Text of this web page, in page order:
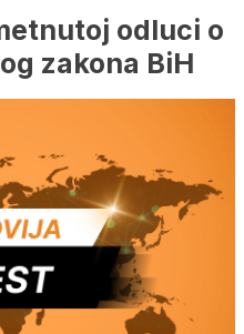
odluci o
zakona BiH